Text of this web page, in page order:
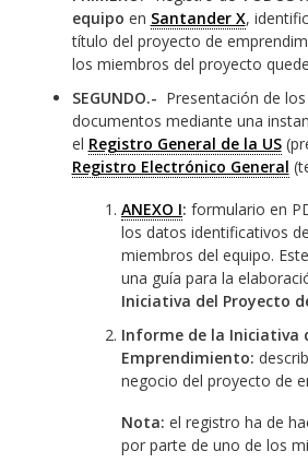
equipo en Santander X,
título del proyecto de
los miembros del proyecto
SEGUNDO.- Presentación de
documentos mediante una
el Registro General de la US
Registro Electrónico General
ANEXO I: formulario en
los datos identificativos
miembros del equipo.
una guía para la
Iniciativa del Proyecto
Informe de la Iniciativa
Emprendimiento:
negocio del proyecto de
Nota: el registro ha de
por parte de uno de los